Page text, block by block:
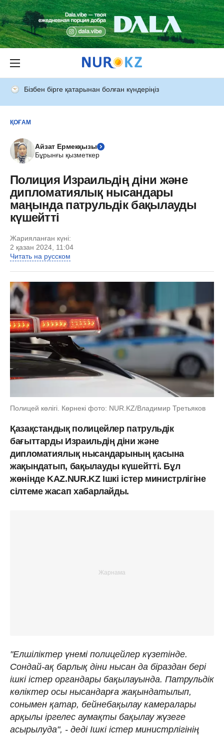
Бізбен бірге қатарынан болған күндеріңіз
ҚОҒАМ
Айзат Ермекқызы
Бұрынғы қызметкер
Полиция Израильдің діни және
дипломатиялық нысандары
маңында патрульдік бақылауды
күшейтті
Жарияланған күні:
2 қазан 2024, 11:04
Читать на русском
Полицей көлігі. Көрнекі фото: NUR.KZ/Владимир Третьяков
Қазақстандық полицейлер патрульдік
бағыттарды Израильдің діни және
дипломатиялық нысандарының қасына
жақындатып, бақылауды күшейтті. Бұл
жөнінде KAZ.NUR.KZ Ішкі істер министрлігіне
сілтеме жасап хабарлайды.
"Елшіліктер үнемі полицейлер күзетінде.
Сондай-ақ барлық діни нысан да біраздан бері
ішкі істер органдары бақылауында. Патрульдік
көліктер осы нысандарға жақындатылып,
сонымен қатар, бейнебақылау камералары
арқылы іргелес аумақты бақылау жүзеге
асырылуда", - деді Ішкі істер министрлігінің